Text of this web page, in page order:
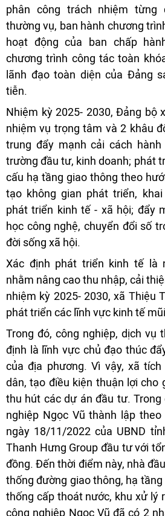
phân công trách nhiệm từng
thường vụ, ban hành chương
hoạt động của ban chấp
chương trình công tác toàn
lãnh đạo toàn diện của Đảng
tiễn.
Nhiệm kỳ 2025- 2030, Đảng bộ
nhiệm vụ trọng tâm và 2 khâu
trung đẩy mạnh cải cách
trường đầu tư, kinh doanh; phát
cấu hạ tầng giao thông theo
tạo không gian phát triển,
phát triển kinh tế - xã hội; đẩy
học công nghệ, chuyển đổi số
đời sống xã hội.
Xác định phát triển kinh tế là
nhằm nâng cao thu nhập, cải
nhiệm kỳ 2025- 2030, xã Thiệu
phát triển các lĩnh vực kinh tế
Trong đó, công nghiệp, dịch vụ
định là lĩnh vực chủ đạo thúc
của địa phương. Vì vậy, xã
dân, tạo điều kiện thuận lợi cho
thu hút các dự án đầu tư. Trong
nghiệp Ngọc Vũ thành lập
ngày 18/11/2022 của UBND
Thanh Hưng Group đầu tư với
đồng. Đến thời điểm này, nhà
thống đường giao thông, hạ
thống cấp thoát nước, khu xử lý
công nghiệp Ngọc Vũ đã có 2